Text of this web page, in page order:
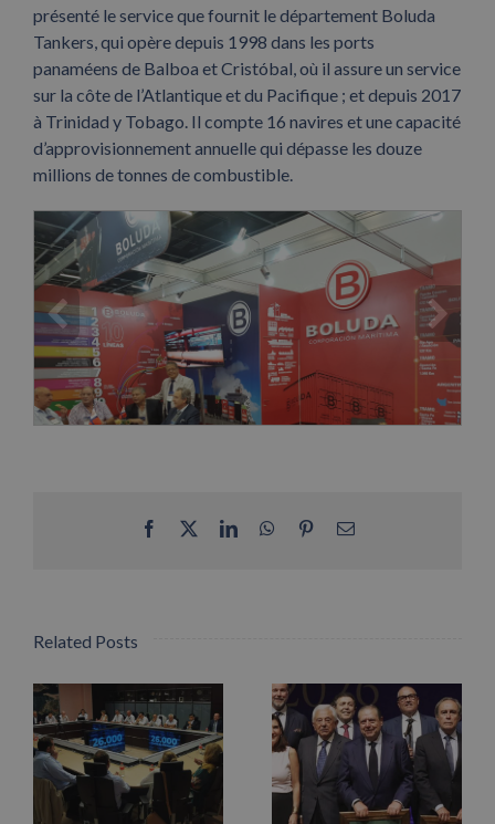
présenté le service que fournit le département Boluda
Tankers, qui opère depuis 1998 dans les ports
panaméens de Balboa et Cristóbal, où il assure un service
sur la côte de l’Atlantique et du Pacifique ; et depuis 2017
à Trinidad y Tobago. Il compte 16 navires et une capacité
d’approvisionnement annuelle qui dépasse les douze
millions de tonnes de combustible.
Facebook LinkedInWhatsApp
PinterestEmail
Related Posts